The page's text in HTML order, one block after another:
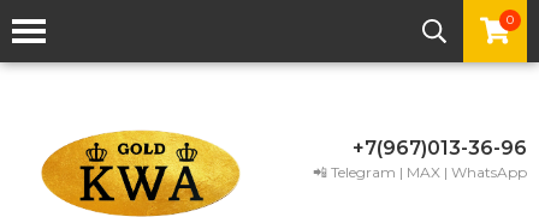
0
+7(967)013-36-96
📲 Telegram | MAX | WhatsApp